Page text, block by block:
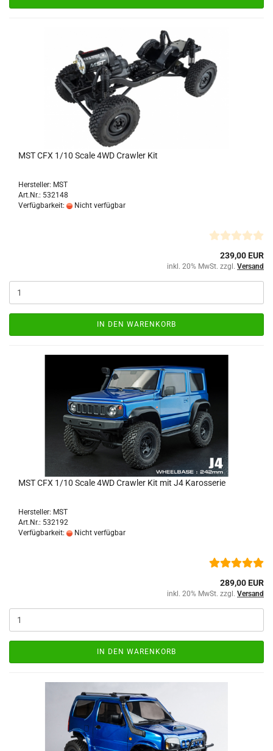
MST CFX 1/10 Scale 4WD Crawler Kit
Hersteller: MST
Art.Nr.: 532148
Verfügbarkeit:
Nicht verfügbar
239,00 EUR
inkl. 20% MwSt. zzgl. Versand
IN DEN WARENKORB
MST CFX 1/10 Scale 4WD Crawler Kit mit J4 Karosserie
Hersteller: MST
Art.Nr.: 532192
Verfügbarkeit:
Nicht verfügbar
289,00 EUR
inkl. 20% MwSt. zzgl. Versand
IN DEN WARENKORB